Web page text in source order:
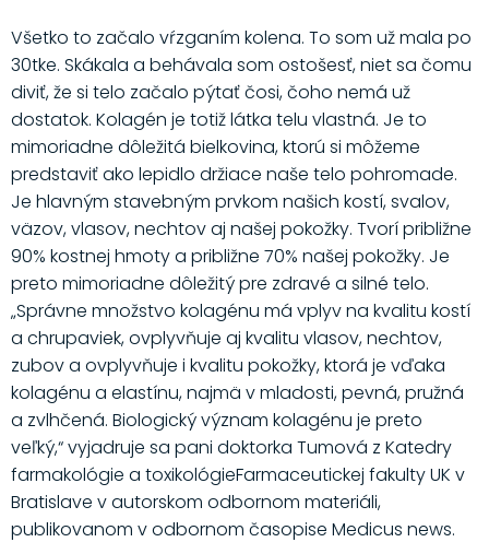
Všetko to začalo vŕzganím kolena. To som už mala po
30tke. Skákala a behávala som ostošesť, niet sa čomu
diviť, že si telo začalo pýtať čosi, čoho nemá už
dostatok. Kolagén je totiž látka telu vlastná. Je to
mimoriadne dôležitá bielkovina, ktorú si môžeme
predstaviť ako lepidlo držiace naše telo pohromade.
Je hlavným stavebným prvkom našich kostí, svalov,
väzov, vlasov, nechtov aj našej pokožky. Tvorí približne
90% kostnej hmoty a približne 70% našej pokožky. Je
preto mimoriadne dôležitý pre zdravé a silné telo.
„Správne množstvo kolagénu má vplyv na kvalitu kostí
a chrupaviek, ovplyvňuje aj kvalitu vlasov, nechtov,
zubov a ovplyvňuje i kvalitu pokožky, ktorá je vďaka
kolagénu a elastínu, najmä v mladosti, pevná, pružná
a zvlhčená. Biologický význam kolagénu je preto
veľký,“ vyjadruje sa pani doktorka Tumová z Katedry
farmakológie a toxikológieFarmaceutickej fakulty UK v
Bratislave v autorskom odbornom materiáli,
publikovanom v odbornom časopise Medicus news.